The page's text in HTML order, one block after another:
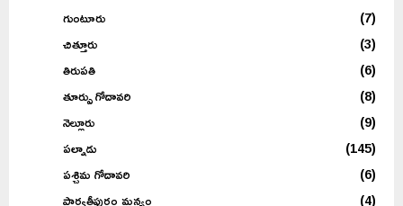
గుంటూరు
(7)
చిత్తూరు
(3)
తిరుపతి
(6)
తూర్పు గోదావరి
(8)
నెల్లూరు
(9)
పల్నాడు
(145)
పశ్చిమ గోదావరి
(6)
పార్వతీపురం మన్యం
(4)